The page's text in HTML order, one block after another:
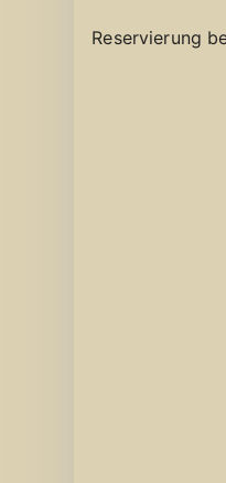
Reservierung